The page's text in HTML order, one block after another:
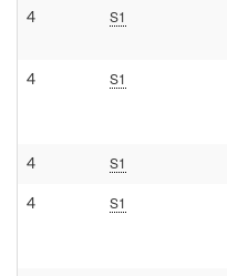
4 S1
4 S1
4 S1
4 S1